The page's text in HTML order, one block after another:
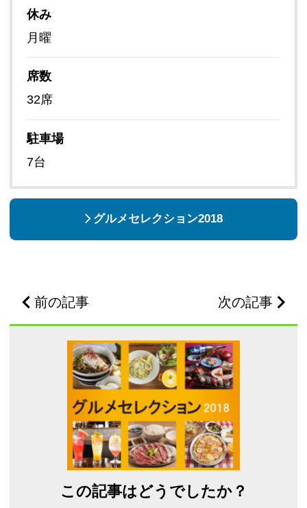
休み
月曜
席数
32席
駐車場
7台
グルメセレクション2018
前の記事 次の記事
この記事はどうでしたか？